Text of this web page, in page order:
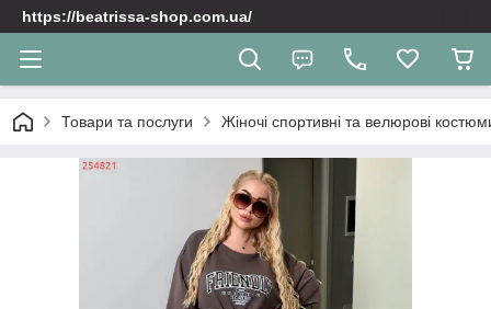
https://beatrissa-shop.com.ua/
Товари та послуги Жіночі спортивні та велюрoві